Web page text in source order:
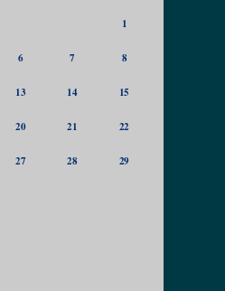
1
6 7 8
13 14 15
20 21 22
27 28 29